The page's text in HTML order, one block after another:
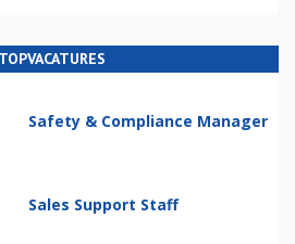
TOPVACATURES
Safety & Compliance Manager
Sales Support Staff